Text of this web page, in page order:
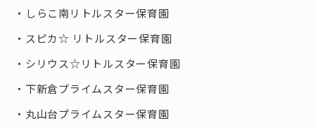
しらこ南リトルスター保育園
スピカ☆ リトルスター保育園
シリウス☆リトルスター保育園
下新倉プライムスター保育園
丸山台プライムスター保育園